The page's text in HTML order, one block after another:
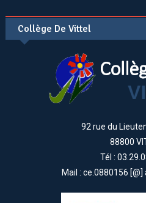
Collège De Vittel
92 rue du
88800
Tél :
Mail : ce.0880156